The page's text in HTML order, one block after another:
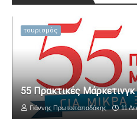
τουρισμός
55 Πρακτικές Μάρκετινγκ
Γιάννης Πρωτοπαπαδάκης 11